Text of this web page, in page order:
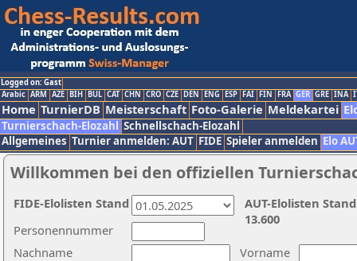
Logged on: Gast
Arabic ARM AZE BIH BUL CAT CHN CRO CZE DEN ENG ESP FAI FIN FRA GER GRE INA
Home TurnierDB Meisterschaft Foto-Galerie Meldekartei
Turnierschach-Elozahl Schnellschach-Elozahl
Allgemeines Turnier anmelden: AUT FIDE Spieler anmelden Elo
Willkommen bei den offiziellen
Nachname
Vorname
Personennummer
AUT-Elolisten
13.600
FIDE-Elolisten Stand